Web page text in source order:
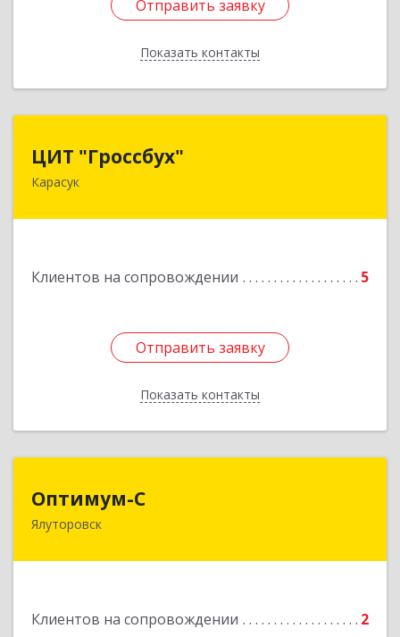
Отправить заявку
Показать контакты
Отправить заявку
Назад
ЦИТ "Гроссбух"
Карасук
Клиентов на сопровождении 5
Отправить заявку
Показать контакты
632861, Новосибирская обл, Карасукский р-н,
Отправить заявку
Назад
Оптимум-С
Ялуторовск
Клиентов на сопровождении 2